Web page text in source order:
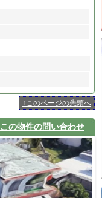
↑このページの先頭へ
この物件の問い合わせ